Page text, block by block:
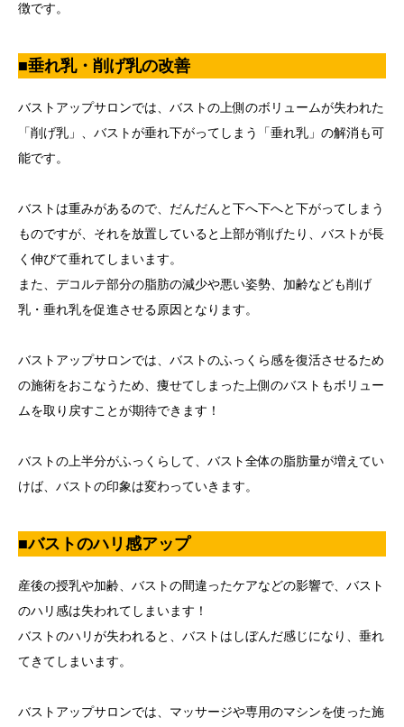
徴です。
■垂れ乳・削げ乳の改善
バストアップサロンでは、バストの上側のボリュームが失われた
「削げ乳」、バストが垂れ下がってしまう「垂れ乳」の解消も可
能です。
バストは重みがあるので、だんだんと下へ下へと下がってしまう
ものですが、それを放置していると上部が削げたり、バストが長
く伸びて垂れてしまいます。
また、デコルテ部分の脂肪の減少や悪い姿勢、加齢なども削げ
乳・垂れ乳を促進させる原因となります。
バストアップサロンでは、バストのふっくら感を復活させるため
の施術をおこなうため、痩せてしまった上側のバストもボリュー
ムを取り戻すことが期待できます！
バストの上半分がふっくらして、バスト全体の脂肪量が増えてい
けば、バストの印象は変わっていきます。
■バストのハリ感アップ
産後の授乳や加齢、バストの間違ったケアなどの影響で、バスト
のハリ感は失われてしまいます！
バストのハリが失われると、バストはしぼんだ感じになり、垂れ
てきてしまいます。
バストアップサロンでは、マッサージや専用のマシンを使った施